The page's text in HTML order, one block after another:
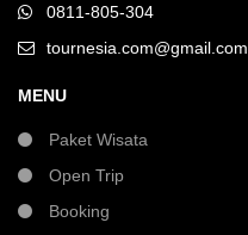
0811-805-304
tournesia.com@gmail.com
MENU
Paket Wisata
Open Trip
Booking